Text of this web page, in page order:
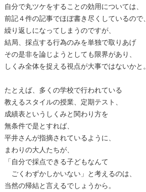
自分で丸ツケをすることの効用については、
前記４件の記事でほぼ書き尽くしているので、
繰り返しになってしまうのですが、
結局、採点する行為のみを単独で取りあげ
その是非を論じようとしても限界があり、
しくみ全体を捉える視点が大事ではないかと。
たとえば、多くの学校で行われている
教えるスタイルの授業、定期テスト、
成績表というしくみと関わり方を
無条件で是とすれば、
平井さんが指摘されているように、
まわりの大人たちが、
「自分で採点できる子どもなんて
ごくわずかしかいない」と考えるのは、
当然の帰結と言えるでしょうから。